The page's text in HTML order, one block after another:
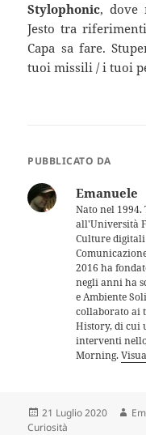
Stylophonic, dove
Jesto tra
Capa sa fare.
tuoi missili / i tuoi
PUBBLICATO DA
Emanuele
Nato nel
all'Università
Culture
2016 ha
negli anni ha
e Ambiente
collaborato ai
History, di cui
interventi
Morning.
Scritto
il
21 Luglio 2020
Curiosità